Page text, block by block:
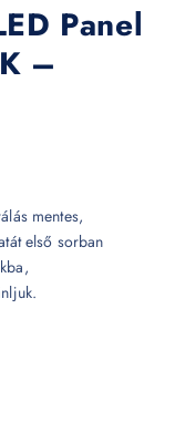
Panel
–
mentes,
első sorban